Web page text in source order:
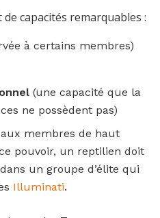
capacités remarquables :
à certains membres)
(une capacité que la
ne possèdent pas)
membres de haut
pouvoir, un reptilien doit
un groupe d’élite qui
Illuminati.